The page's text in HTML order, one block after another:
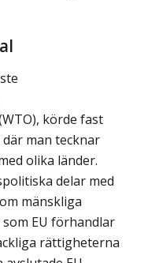
körde fast
man tecknar
olika länder.
delar med
mänskliga
EU förhandlar
rättigheterna